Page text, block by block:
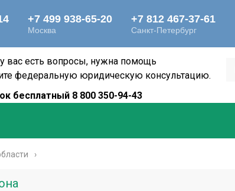
вас есть вопросы, нужна помощь
федеральную юридическую консультацию.
бесплатный 8 800 350-94-43